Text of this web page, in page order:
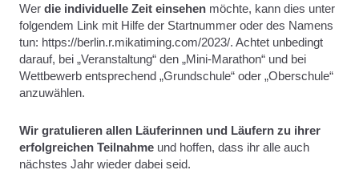
Wer die individuelle Zeit einsehenmöchte, kann dies unter
folgendem Link mit Hilfe der Startnummer oder des Namens
tun: https://berlin.r.mikatiming.com/2023/. Achtet unbedingt
darauf, bei „Veranstaltung“ den „Mini-Marathon“ und bei
Wettbewerb entsprechend „Grundschule“ oder „Oberschule“
anzuwählen.
Wir gratulieren allen Läuferinnen und Läufern zu ihrer
erfolgreichen Teilnahmeund hoffen, dass ihr alle auch
nächstes Jahr wieder dabei seid.